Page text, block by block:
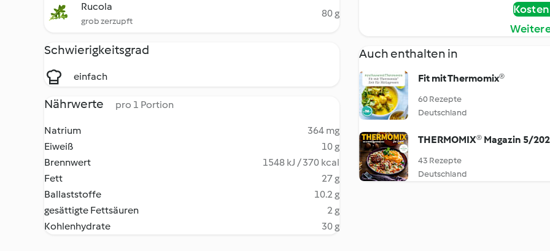
Rucola
grob zerzupft
80 g
Schwierigkeitsgrad
einfach
Nährwerte pro 1 Portion
Natrium
364 mg
Eiweiß
10 g
Brennwert
1548 kJ / 370 kcal
Fett
27 g
Ballaststoffe
10.2 g
gesättigte Fettsäuren
2 g
Kohlenhydrate
30 g
Auch enthalten in
Fit mit Thermomix®
60 Rezepte
Deutschland
THERMOMIX® Magazin 5/
43 Rezepte
Deutschland